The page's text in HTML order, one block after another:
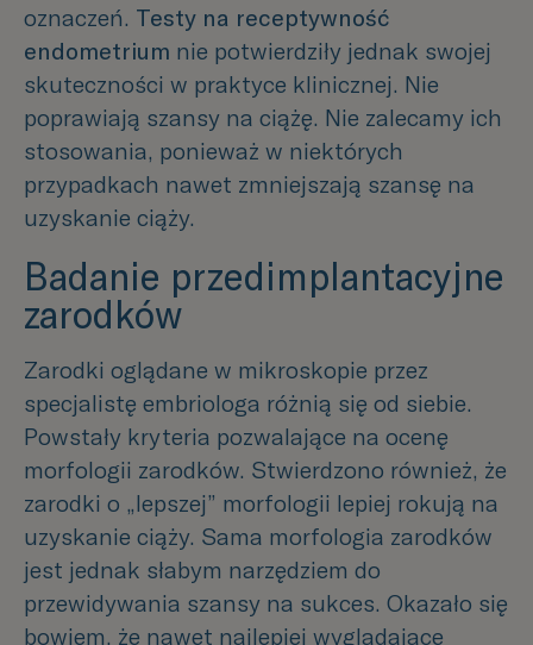
oznaczeń. Testy na receptywność
endometrium nie potwierdziły jednak swojej
skuteczności w praktyce klinicznej. Nie
poprawiają szansy na ciążę. Nie zalecamy ich
stosowania, ponieważ w niektórych
przypadkach nawet zmniejszają szansę na
uzyskanie ciąży.
Badanie przedimplantacyjne
zarodków
Zarodki oglądane w mikroskopie przez
specjalistę embriologa różnią się od siebie.
Powstały kryteria pozwalające na ocenę
morfologii zarodków. Stwierdzono również, że
zarodki o „lepszej” morfologii lepiej rokują na
uzyskanie ciąży. Sama morfologia zarodków
jest jednak słabym narzędziem do
przewidywania szansy na sukces. Okazało się
bowiem, że nawet najlepiej wyglądające